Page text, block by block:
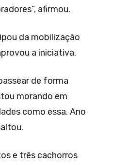
afirmou.
da mobilização
a iniciativa.
de forma
morando em
como essa. Ano
e três cachorros